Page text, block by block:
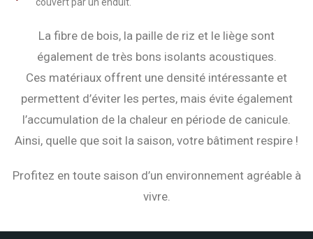
couvert par un enduit.
La fibre de bois, la paille de riz et le liège sont
également de très bons isolants acoustiques.
Ces matériaux offrent une densité intéressante et
permettent d’éviter les pertes, mais évite également
l’accumulation de la chaleur en période de canicule.
Ainsi, quelle que soit la saison, votre bâtiment respire !
Profitez en toute saison d’un environnement agréable à
vivre.